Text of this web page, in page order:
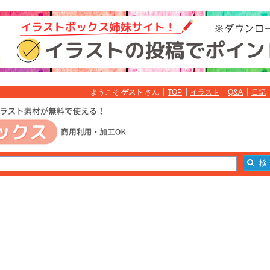
ようこそ ゲスト さん TOP イラスト Q&A 日記